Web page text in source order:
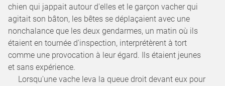
chien qui jappait autour d'elles et le garçon vacher qui
agitait son bâton, les bêtes se déplaçaient avec une
nonchalance que les deux gendarmes, un matin où ils
étaient en tournée d'inspection, interprétèrent à tort
comme une provocation à leur égard. Ils étaient jeunes
et sans expérience.
Lorsqu'une vache leva la queue droit devant eux pour